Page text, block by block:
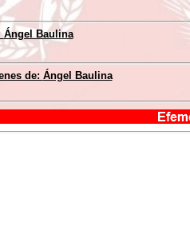
Ángel Baulina
de: Ángel Baulina